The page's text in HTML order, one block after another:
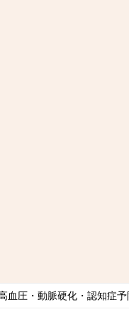
血圧・動脈硬化・認知症予